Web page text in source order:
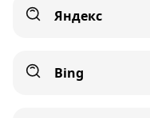
Яндекс
Bing